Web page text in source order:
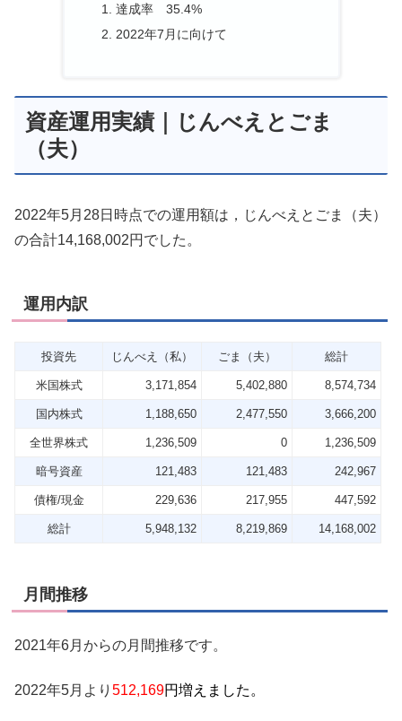
達成率 35.4%
2022年7月に向けて
資産運用実績｜じんべえとごま
（夫）
2022年5月28日時点での運用額は，じんべえとごま（夫）
の合計14,168,002円でした。
運用内訳
投資先 じんべえ（私） ごま（夫） 総計
米国株式 3,171,854 5,402,880 8,574,734
国内株式 1,188,650 2,477,550 3,666,200
全世界株式 1,236,509 0 1,236,509
暗号資産 121,483 121,483 242,967
債権/現金 229,636 217,955 447,592
総計 5,948,132 8,219,869 14,168,002
月間推移
2021年6月からの月間推移です。
2022年5月より 512,169円増えました。